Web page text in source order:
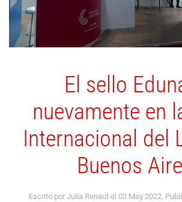
El sello
nuevamente en
Internacional del
Buenos
Escrito por Julia Renaut el 03 May 2022.